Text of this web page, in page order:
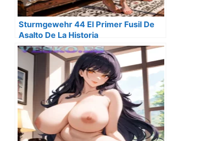
Sturmgewehr 44 El Primer Fusil De
Asalto De La Historia